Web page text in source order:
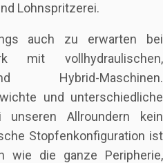
Lohnspritzerei.
auch zu erwarten bei
mit vollhydraulischen,
Hybrid-Maschinen.
und unterschiedliche
unseren Allroundern kein
Stopfenkonfiguration ist
wie die ganze Peripherie,